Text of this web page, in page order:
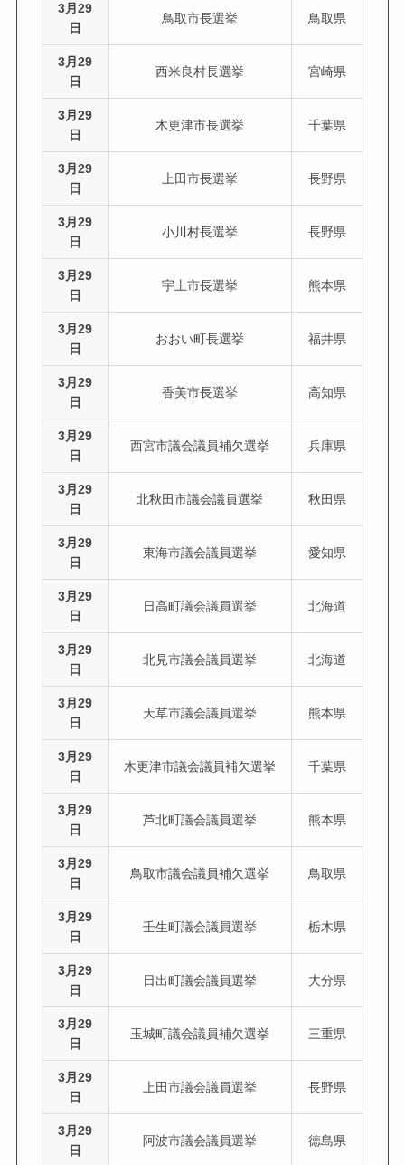
3月29
日
鳥取市長選挙 鳥取県
3月29
日
西米良村長選挙 宮崎県
3月29
日
木更津市長選挙 千葉県
3月29
日
上田市長選挙 長野県
3月29
日
小川村長選挙 長野県
3月29
日
宇土市長選挙 熊本県
3月29
日
おおい町長選挙 福井県
3月29
日
香美市長選挙 高知県
3月29
日
西宮市議会議員補欠選挙 兵庫県
3月29
日
北秋田市議会議員選挙 秋田県
3月29
日
東海市議会議員選挙 愛知県
3月29
日
日高町議会議員選挙 北海道
3月29
日
北見市議会議員選挙 北海道
3月29
日
天草市議会議員選挙 熊本県
3月29
日
木更津市議会議員補欠選挙 千葉県
3月29
日
芦北町議会議員選挙 熊本県
3月29
日
鳥取市議会議員補欠選挙 鳥取県
3月29
日
壬生町議会議員選挙 栃木県
3月29
日
日出町議会議員選挙 大分県
3月29
日
玉城町議会議員補欠選挙 三重県
3月29
日
上田市議会議員選挙 長野県
3月29
日
阿波市議会議員選挙 徳島県